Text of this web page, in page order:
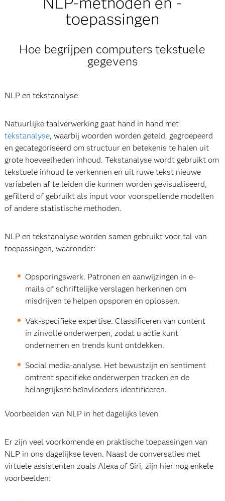
toepassingen
Hoe begrijpen computers tekstuele
gegevens
NLP en tekstanalyse
Natuurlijke taalverwerking gaat hand in hand met
tekstanalyse, waarbij woorden worden geteld, gegroepeerd
en gecategoriseerd om structuur en betekenis te halen uit
grote hoeveelheden inhoud. Tekstanalyse wordt gebruikt om
tekstuele inhoud te verkennen en uit ruwe tekst nieuwe
variabelen af te leiden die kunnen worden gevisualiseerd,
gefilterd of gebruikt als input voor voorspellende modellen
of andere statistische methoden.
NLP en tekstanalyse worden samen gebruikt voor tal van
toepassingen, waaronder:
Opsporingswerk. Patronen en aanwijzingen in e-
mails of schriftelijke verslagen herkennen om
misdrijven te helpen opsporen en oplossen.
Vak-specifieke expertise. Classificeren van content
in zinvolle onderwerpen, zodat u actie kunt
ondernemen en trends kunt ontdekken.
Social media-analyse. Het bewustzijn en sentiment
omtrent specifieke onderwerpen tracken en de
belangrijkste beïnvloeders identificeren.
Voorbeelden van NLP in het dagelijks leven
Er zijn veel voorkomende en praktische toepassingen van
NLP in ons dagelijkse leven. Naast de conversaties met
virtuele assistenten zoals Alexa of Siri, zijn hier nog enkele
voorbeelden: